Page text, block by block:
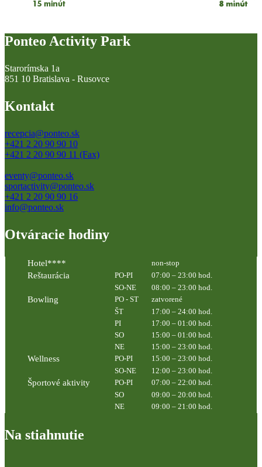
Ponteo Activity Park
Starorímska 1a
851 10 Bratislava - Rusovce
Kontakt
recepcia@ponteo.sk
+421 2 20 90 90 10
+421 2 20 90 90 11 (Fax)
eventy@ponteo.sk
sportactivity@ponteo.sk
+421 2 20 90 90 16
info@ponteo.sk
Otváracie hodiny
Hotel**** non-stop
Reštaurácia PO-PI
07:00 – 23:00 hod.
SO-NE
08:00 – 23:00 hod.
Bowling PO - ST
zatvorené
ŠT
17:00 – 24:00 hod.
PI
17:00 – 01:00 hod.
SO
15:00 – 01:00 hod.
NE
15:00 – 23:00 hod.
Wellness PO-PI
15:00 – 23:00 hod.
SO-NE
12:00 – 23:00 hod.
Športové aktivity PO-PI
07:00 – 22:00 hod.
SO
09:00 – 20:00 hod.
NE
09:00 – 21:00 hod.
Na stiahnutie